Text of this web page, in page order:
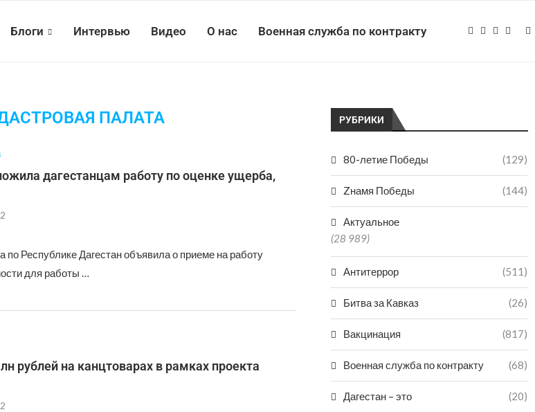
Блоги Интервью Видео О нас Военная служба по контракту
ПАЛАТА
дагестанцам работу по оценке ущерба,
по Республике Дагестан объявила о приеме на работу
для работы …
рублей на канцтоварах в рамках проекта
РУБРИКИ
80-летие Победы (129)
Zнамя Победы (144)
Актуальное
(28 989)
Антитеррор (511)
Битва за Кавказ (26)
Вакцинация (817)
Военная служба по контракту (68)
Дагестан – это (20)